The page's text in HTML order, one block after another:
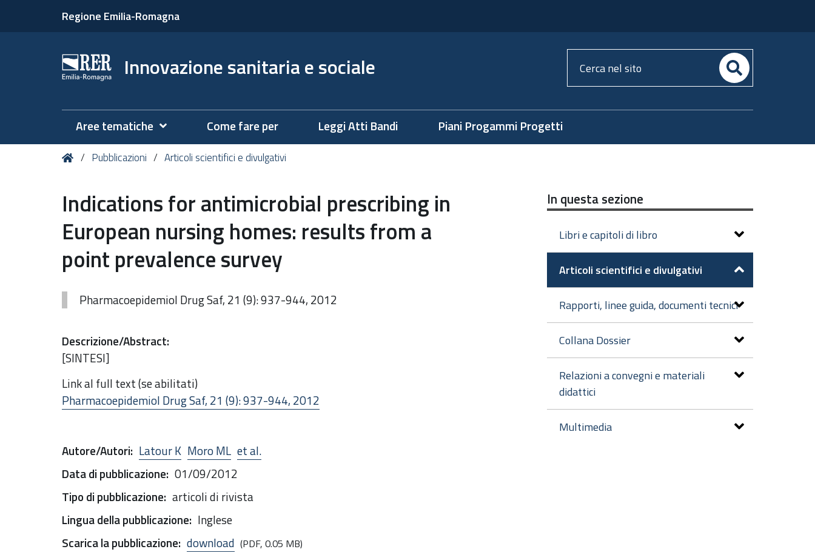
Regione Emilia-Romagna
Innovazione sanitaria e sociale
Cerca
nel
Aree tematiche Come fare per Leggi Atti Bandi Piani Progammi Progetti
Tu HomePubblicazioni Articoli scientifici e divulgativi
Indications for antimicrobial prescribing in
European nursing homes: results from a
point prevalence survey
Pharmacoepidemiol Drug Saf, 21 (9): 937-944, 2012
Descrizione/Abstract:
[SINTESI]
Link al full text (se abilitati)
Pharmacoepidemiol Drug Saf, 21 (9): 937-944, 2012
Autore/Autori: Latour K Moro ML et al.
Data di pubblicazione: 01/09/2012
Tipo di pubblicazione: articoli di rivista
Lingua della pubblicazione: Inglese
Scarica la pubblicazione: download (PDF, 0.05 MB)
In questa sezione
Libri e capitoli di libro
Articoli scientifici e divulgativi
Rapporti, linee guida, documenti tecnici
Collana Dossier
Relazioni a convegni e materiali
didattici
Multimedia